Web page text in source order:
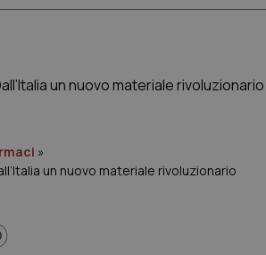
»
un nuovo materiale rivoluzionario